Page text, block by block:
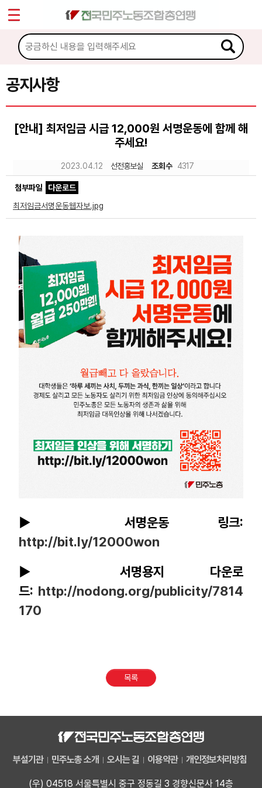
공지사항
[안내] 최저임금 시급 12,000원 서명운동에 함께 해
주세요!
2023.04.12 선전홍보실 조회수 4317
첨부파일
다운로드
최저임금서명운동웹자보.jpg
▶ 서명운동 링크:
http://bit.ly/12000won
▶ 서명용지 다운로
드: http://nodong.org/publicity/7814
170
목록
부설기관 민주노총 소개 오시는 길 이용약관 개인정보처리방침
(우) 04518 서울특별시 중구 정동길 3 경향신문사 14층
마이페이지
소개
소식
공지사항
성명·보도
노동상담
자료
부설기관
업무
Sketchbook5, 스케치북5
Sketchbook5, 스케치북5